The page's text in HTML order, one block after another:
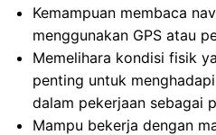
Kemampuan membaca
menggunakan GPS atau
Memelihara kondisi fisik
penting untuk
dalam pekerjaan sebagai
Mampu bekerja dengan